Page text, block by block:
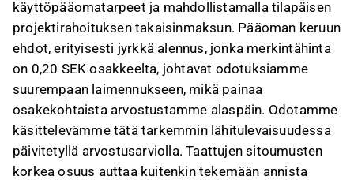
mahdollisuuden konversioon, mikä voi lisätä
osakkeiden määrää edelleen ja kasvattaa
laimennusta ~34,6 %:iin.
Pääoman keruu on strategisesti välttämätön
Metaconille, sillä se mahdollistaa kalliin
tammikuun siltarahoituksen takaisinmaksun ja
tukee projektien toteutusta ja elektrolyysin
kaupallista laajentamista.
käyttöpääomatarpeet ja mahdollistamalla tilapäisen
projektirahoituksen takaisinmaksun. Pääoman keruun
ehdot, erityisesti jyrkkä alennus, jonka merkintähinta
on 0,20 SEK osakkeelta, johtavat odotuksiamme
suurempaan laimennukseen, mikä painaa
osakekohtaista arvostustamme alaspäin. Odotamme
käsittelevämme tätä tarkemmin lähitulevaisuudessa
päivitetyllä arvostusarviolla. Taattujen sitoumusten
korkea osuus auttaa kuitenkin tekemään annista